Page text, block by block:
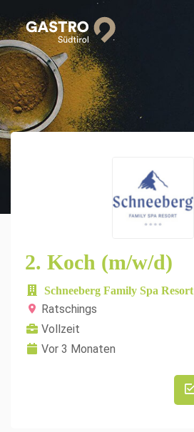
2. Koch (m/w/d)
Schneeberg Family Spa Resort
Ratschings
Vollzeit
Vor 3 Monaten